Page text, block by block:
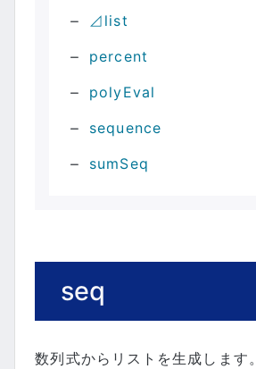
⊿list
percent
polyEval
sequence
sumSeq
seq
数列式からリストを生成します。